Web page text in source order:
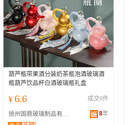
葫芦瓶带果酒分装奶茶瓶泡酒玻璃酒
瓶葫芦饮品杯白酒玻璃瓶礼盒
¥ 6.6 成交0件
徐州国鼎玻璃制品有限公司 8年